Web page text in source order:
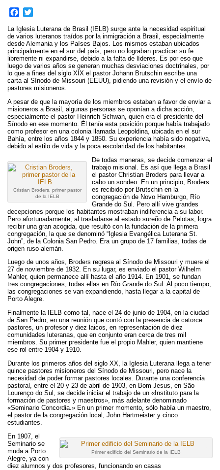
c
e
b
o
o
k
i
t
t
e
r
La Iglesia Luterana de Brasil (IELB) surge ante la necesidad espiritual
de varios luteranos traídos por la inmigración a Brasil, especialmente
desde Alemania y los Países Bajos. Los mismos estaban ubicados
principalmente en el sur del país, pero no lograban practicar su fe
libremente ni expandirse, debido a la falta de líderes. Es por eso que
luego de varios años se generan muchas desviaciones doctrinales, por
lo que a fines del siglo XIX el pastor Johann Brutschin escribe una
carta al Sínodo de Missouri (EEUU), pidiendo una revisión y el envío de
pastores misioneros.
A pesar de que la mayoría de los miembros estaban a favor de enviar a
misioneros a Brasil, algunas personas se oponían a dicha acción,
especialmente el pastor Heinrich Schwan, quien era el presidente del
Sínodo en ese momento. Él tenía esta posición porque había trabajado
como profesor en una colonia llamada Leopoldina, ubicada en el sur
Bahía, entre los años 1844 y 1850. Su experiencia había sido negativa,
debido al estilo de vida y la poca escolaridad de los habitantes.
Cristian Broders, primer pastor
de la IELB
De todas maneras, se decide comenzar el
trabajo misional. Es así que llega a Brasil
el pastor Christian Broders para llevar a
cabo un sondeo. En un principio, Broders
es recibido por Brutschin en la
congregación de Novo Hamburgo, Río
Grande do Sul. Pero allí vive grandes
decepciones porque los habitantes mostraban indiferencia a su labor.
Pero afortunadamente, al trasladarse al estado sureño de Pelotas, logra
recibir una gran acogida, que resultó con la fundación de la primera
congregación, la que se denominó “Iglesia Evangélica Luterana St.
John”, de la Colonia San Pedro. Era un grupo de 17 familias, todas de
origen ruso-alemán.
Luego de unos años, Broders regresa al Sínodo de Missouri y muere el
27 de noviembre de 1932. En su lugar, es enviado el pastor Wilhelm
Mahler, quien permanece allí hasta el año 1914. En 1901, se fundan
tres congregaciones, todas ellas en Río Grande do Sul. Al poco tiempo,
las congregaciones se van expandiendo, hasta llegar a la capital de
Porto Alegre.
Finalmente la IELB como tal, nace el 24 de junio de 1904, en la ciudad
de San Pedro, en una reunión que contó con la presencia de catorce
pastores, un profesor y diez laicos, en representación de diez
comunidades luteranas, que en conjunto eran cerca de tres mil
miembros. Su primer presidente fue el propio Mahler, quien mantiene
ese rol entre 1904 y 1910.
Durante los primeros años del siglo XX, la Iglesia Luterana llega a tener
quince pastores misioneros del Sínodo de Missouri, pero nace la
necesidad de poder formar pastores locales. Durante una conferencia
pastoral, entre el 20 y 23 de abril de 1903, en Bom Jesus, en São
Lourenço do Sul, se decide iniciar el trabajo de un «Instituto para la
formación de pastores y maestros», más adelante denominado
«Seminario Concordia.» En un primer momento, sólo había un maestro,
el pastor de la congregación local, John Hartmeister y cinco
estudiantes.
Primer edificio del Seminario de la IELB
En 1907, el
Seminario se
muda a Porto
Alegre, ya con
diez alumnos y dos profesores, funcionando en casas